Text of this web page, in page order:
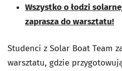
Wszystko o łodzi
zaprasza do warsztatu!
Studenci z Solar Boat Team
warsztatu, gdzie